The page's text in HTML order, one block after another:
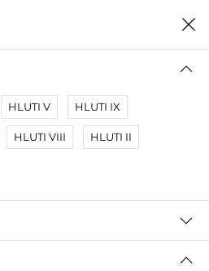
0
Hæsta verði
HLUTI V HLUTI IX
HLUTI VIII HLUTI II